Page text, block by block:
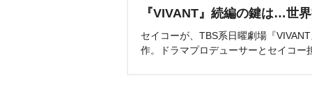
『VIVANT』続編の鍵は…世
セイコーが、TBS系日曜劇場『
作。ドラマプロデューサーとセイコー